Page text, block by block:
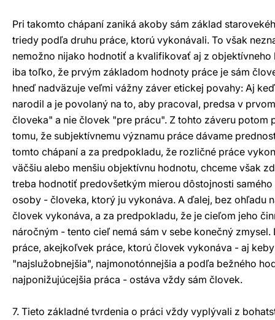
Pri takomto chápaní zaniká akoby sám základ
triedy podľa druhu práce, ktorú vykonávali. To však
nemožno nijako hodnotiť a kvalifikovať aj z objektívneho
iba toľko, že prvým základom hodnoty práce je sám
hneď nadväzuje veľmi vážny záver etickej povahy: Aj
narodil a je povolaný na to, aby pracoval, predsa v
človeka" a nie človek "pre prácu". Z tohto záveru potom
tomu, že subjektívnemu významu práce dávame
tomto chápaní a za predpokladu, že rozličné práce
väčšiu alebo menšiu objektívnu hodnotu, chceme však
treba hodnotiť predovšetkým mierou dôstojnosti
osoby - človeka, ktorý ju vykonáva. A ďalej, bez ohľadu
človek vykonáva, a za predpokladu, že je cieľom jeho
náročným - tento cieľ nemá sám v sebe konečný
práce, akejkoľvek práce, ktorú človek vykonáva - aj
"najslužobnejšia", najmonotónnejšia a podľa bežného
najponižujúcejšia práca - ostáva vždy sám človek.
7. Tieto základné tvrdenia o práci vždy vyplývali z